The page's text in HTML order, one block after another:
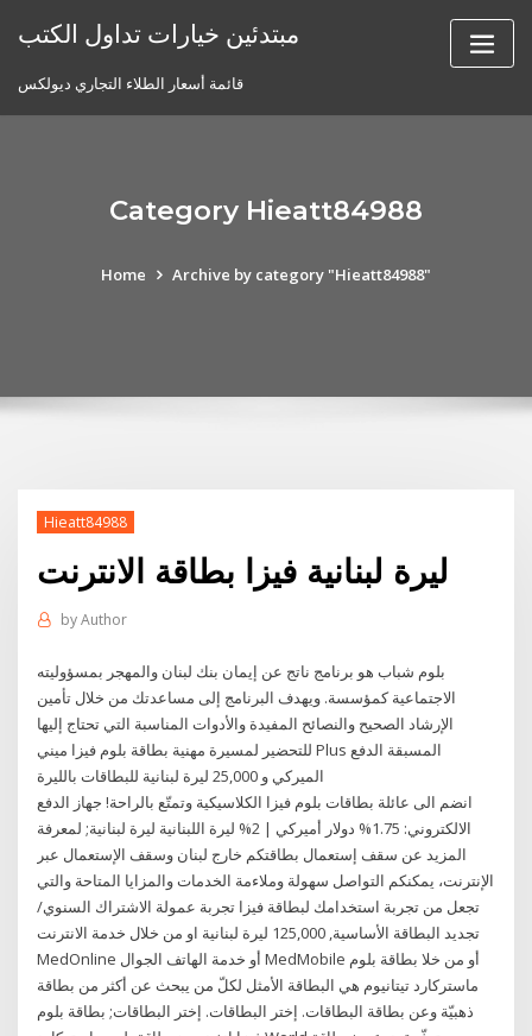
مبتدئين خيارات تداول الكتب
قائمة أسعار الطلاء التجاري ديولكس
Category Hieatt84988
Home Archive by category "Hieatt84988"
Hieatt84988
ليرة لبنانية فيزا بطاقة الانترنت
byAuthor
بلوم شباب هو برنامج ناتج عن إيمان بنك لبنان والمهجر بمسؤوليته
الاجتماعية كمؤسسة. ويهدف البرنامج إلى مساعدتك من خلال تأمين
الإرشاد الصحيح والنصائح المفيدة والأدوات المناسبة التي تحتاج إليها
للتحضير لمسيرة مهنية بطاقة بلوم فيزا ميني Plus المسبقة الدفع
الميركي و 25,000 ليرة لبنانية للبطاقات بالليرة
انضم الى عائلة بطاقات بلوم فيزا الكلاسيكية وتمتّع بالراحة! جهاز الدفع
الالكتروني: 1.75% دولار أميركي | 2% ليرة اللبنانية ليرة لبنانية; لمعرفة
المزيد عن سقف إستعمال بطاقتكم خارج لبنان وسقف الإستعمال عبر
الإنترنت، يمكنكم التواصل سهولة وملاءمة الخدمات والمزايا المتاحة والتي
تجعل من تجربة استخدامك لبطاقة فيزا تجربة عمولة الاشتراك السنوي/
تجديد البطاقة الأساسية, 125,000 ليرة لبنانية او من خلال خدمة الانترنت
MedOnline أو خدمة الهاتف الجوال MedMobile أو من خلا بطاقة بلوم
ماستركارد تيتانيوم هي البطاقة الأمثل لكلّ من يبحث عن أكثر من بطاقة
ذهبيّة وعن بطاقة البطاقات. إختر البطاقات. إختر البطاقات; بطاقة بلوم